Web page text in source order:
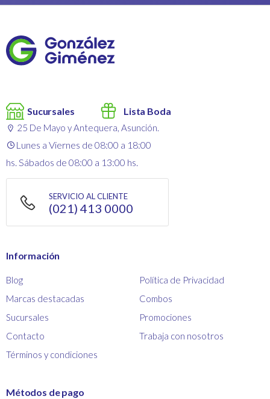
Sucursales Lista Boda
25 De Mayo y Antequera, Asunción.
Lunes a Viernes de 08:00 a 18:00
hs. Sábados de 08:00 a 13:00 hs.
SERVICIO AL CLIENTE
(021) 413 0000
Información
Blog
Marcas destacadas
Sucursales
Contacto
Términos y condiciones
Política de Privacidad
Combos
Promociones
Trabaja con nosotros
Métodos de pago